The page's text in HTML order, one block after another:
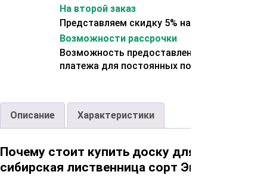
На второй заказ
Представляем скидку 5% на второй заказ
Возможности рассрочки
Возможность предоставления отсрочки
платежа для постоянных покупателей.
Описание Характеристики
Почему стоит купить доску для пола
сибирская лиственница сорт Экстра?